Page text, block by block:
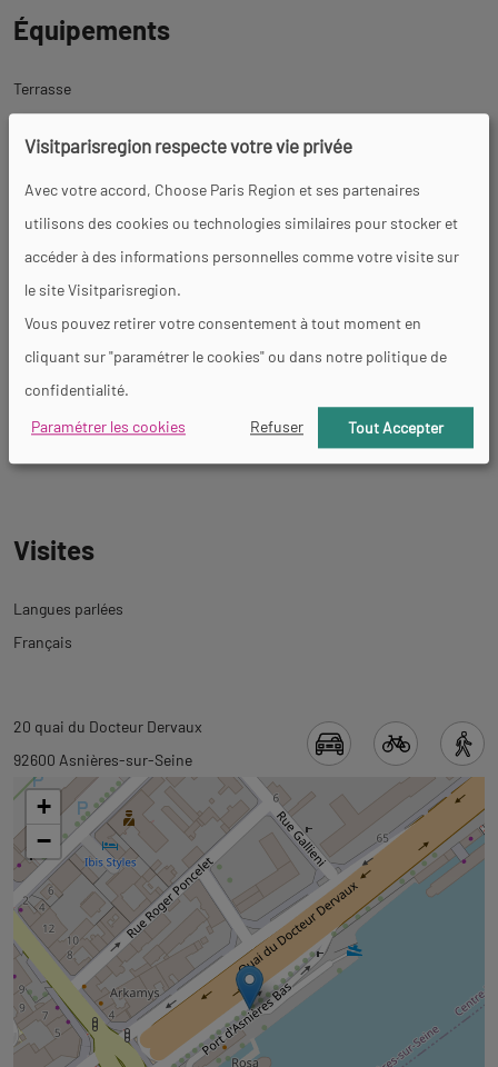
Équipements
Terrasse
Services
Restauration Restauration rapide
Activités
Danse Animations de soirées
Visites
Langues parlées
Français
l'onglet
informations
Revenir
à
l'onglet
carte
20 quai du Docteur Dervaux
92600 Asnières-sur-Seine
+
−
Visitparisregion respecte votre vie privée
Avec votre accord, Choose Paris Region et ses partenaires
utilisons des cookies ou technologies similaires pour stocker et
accéder à des informations personnelles comme votre visite sur
le site Visitparisregion.
Vous pouvez retirer votre consentement à tout moment en
cliquant sur "paramétrer le cookies" ou dans notre politique de
confidentialité.
Paramétrer les cookies
Refuser Tout Accepter